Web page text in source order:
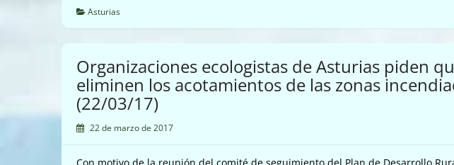
Arcelor
que
tenga
sanción
(22/03/17)
Asturias
Organizaciones ecologistas de Asturias piden
eliminen los acotamientos de las zonas
(22/03/17)
22 de marzo de 2017